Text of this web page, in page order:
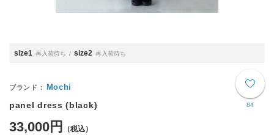
size1 再入荷待ち size2 再入荷待ち
84
Mochi
panel dress (black)
33,000円